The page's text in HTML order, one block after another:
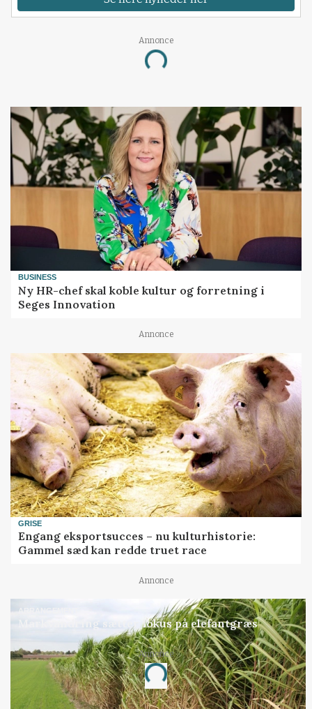
Annonce
Loading...
BUSINESS
Ny HR-chef skal koble kultur og forretning i
Seges Innovation
Annonce
GRISE
Engang eksportsucces – nu kulturhistorie:
Gammel sæd kan redde truet race
Annonce
ARRANGEMENT
Markvandring sætter fokus på elefantgræs
Annonce
Loading...